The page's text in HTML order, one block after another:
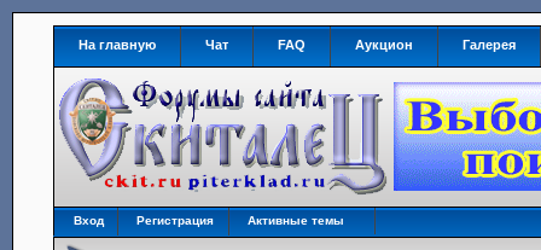
На главную Чат FAQ Аукцион Галерея
Вход Регистрация Активные темы